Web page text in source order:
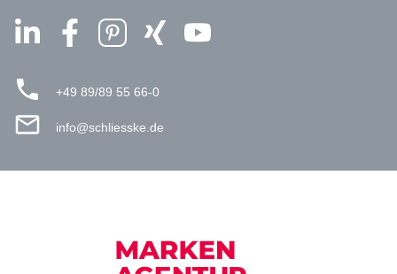
+49 89/89 55 66-0
info@schliesske.de